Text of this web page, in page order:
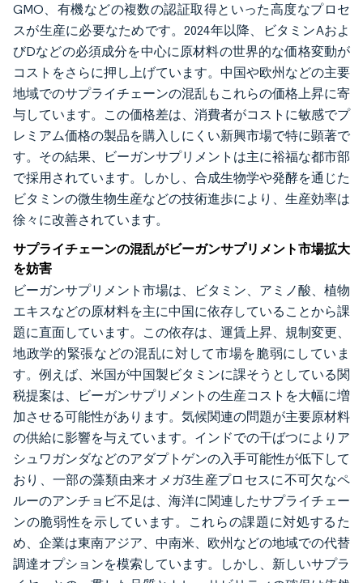
GMO、有機などの複数の認証取得といった高度なプロセ
スが生産に必要なためです。2024年以降、ビタミンAおよ
びDなどの必須成分を中心に原材料の世界的な価格変動が
コストをさらに押し上げています。中国や欧州などの主要
地域でのサプライチェーンの混乱もこれらの価格上昇に寄
与しています。この価格差は、消費者がコストに敏感でプ
レミアム価格の製品を購入しにくい新興市場で特に顕著で
す。その結果、ビーガンサプリメントは主に裕福な都市部
で採用されています。しかし、合成生物学や発酵を通じた
ビタミンの微生物生産などの技術進歩により、生産効率は
徐々に改善されています。
サプライチェーンの混乱がビーガンサプリメント市場拡大
を妨害
ビーガンサプリメント市場は、ビタミン、アミノ酸、植物
エキスなどの原材料を主に中国に依存していることから課
題に直面しています。この依存は、運賃上昇、規制変更、
地政学的緊張などの混乱に対して市場を脆弱にしていま
す。例えば、米国が中国製ビタミンに課そうとしている関
税提案は、ビーガンサプリメントの生産コストを大幅に増
加させる可能性があります。気候関連の問題が主要原材料
の供給に影響を与えています。インドでの干ばつによりア
シュワガンダなどのアダプトゲンの入手可能性が低下して
おり、一部の藻類由来オメガ3生産プロセスに不可欠なペ
ルーのアンチョビ不足は、海洋に関連したサプライチェー
ンの脆弱性を示しています。これらの課題に対処するた
め、企業は東南アジア、中南米、欧州などの地域での代替
調達オプションを模索しています。しかし、新しいサプラ